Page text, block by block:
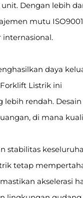
Dengan lebih
mutu
internasional.
daya
Listrik ini
lebih rendah. Desain
di mana
stabilitas
tetap
akselerasi